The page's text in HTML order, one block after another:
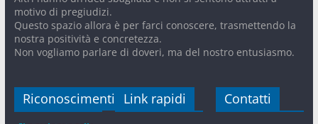
motivo di pregiudizi.
Questo spazio allora è per farci conoscere, trasmettendo la
nostra positività e concretezza.
Non vogliamo parlare di doveri, ma del nostro entusiasmo.
Riconoscimenti Link rapidi Contatti